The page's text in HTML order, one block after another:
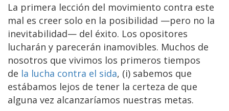
La primera lección del movimiento contra este
mal es creer solo en la posibilidad —pero no la
inevitabilidad— del éxito. Los opositores
lucharán y parecerán inamovibles. Muchos de
nosotros que vivimos los primeros tiempos
de la lucha contra el sida, (i) sabemos que
estábamos lejos de tener la certeza de que
alguna vez alcanzaríamos nuestras metas.